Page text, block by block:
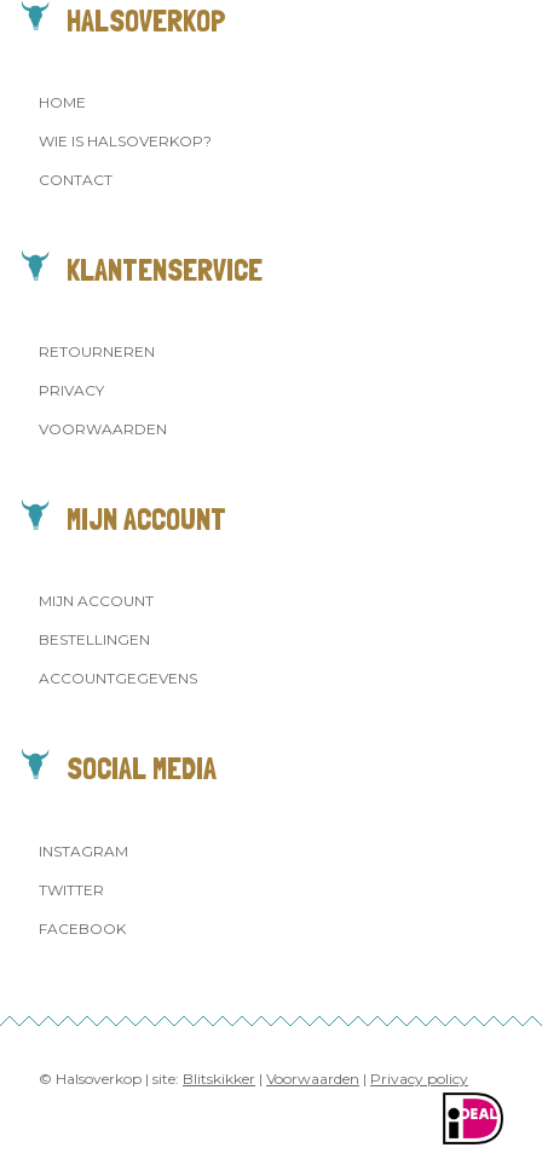
HALSOVERKOP
HOME
WIE IS HALSOVERKOP?
CONTACT
KLANTENSERVICE
RETOURNEREN
PRIVACY
VOORWAARDEN
MIJN ACCOUNT
MIJN ACCOUNT
BESTELLINGEN
ACCOUNTGEGEVENS
SOCIAL MEDIA
INSTAGRAM
TWITTER
FACEBOOK
© Halsoverkop | site: Blitskikker | Voorwaarden | Privacy policy